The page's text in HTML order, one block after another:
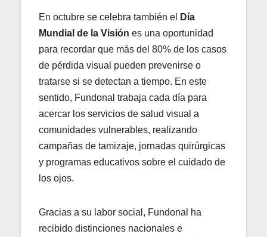
En octubre se celebra también el
Día
Mundial de la Visión es una oportunidad
para recordar que más del 80% de los casos
de pérdida visual pueden prevenirse o
tratarse si se detectan a tiempo. En este
sentido, Fundonal trabaja cada día para
acercar los servicios de salud visual a
comunidades vulnerables, realizando
campañas de tamizaje, jornadas quirúrgicas
y programas educativos sobre el cuidado de
los ojos.
Gracias a su labor social, Fundonal ha
recibido distinciones nacionales e